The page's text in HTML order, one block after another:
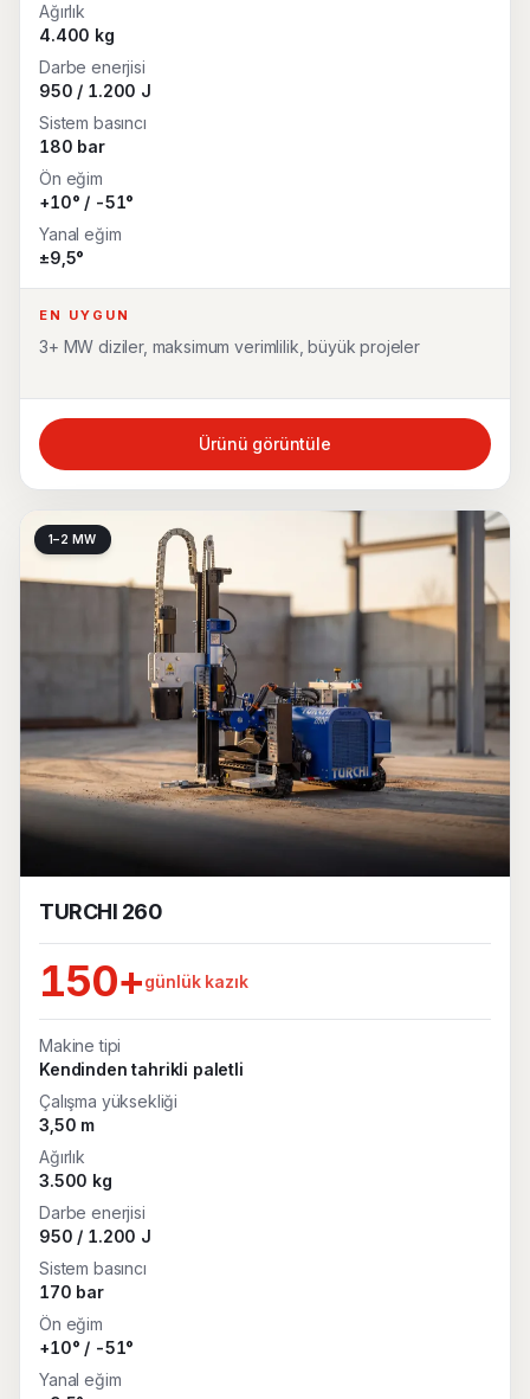
Ağırlık
4.400 kg
Darbe enerjisi
950 / 1.200 J
Sistem basıncı
180 bar
Ön eğim
+10° / -51°
Yanal eğim
±9,5°
EN UYGUN
3+ MW diziler, maksimum verimlilik, büyük projeler
Ürünü görüntüle
1–2 MW
TURCHI 260
150+günlük kazık
Makine tipi
Kendinden tahrikli paletli
Çalışma yüksekliği
3,50 m
Ağırlık
3.500 kg
Darbe enerjisi
950 / 1.200 J
Sistem basıncı
170 bar
Ön eğim
+10° / -51°
Yanal eğim